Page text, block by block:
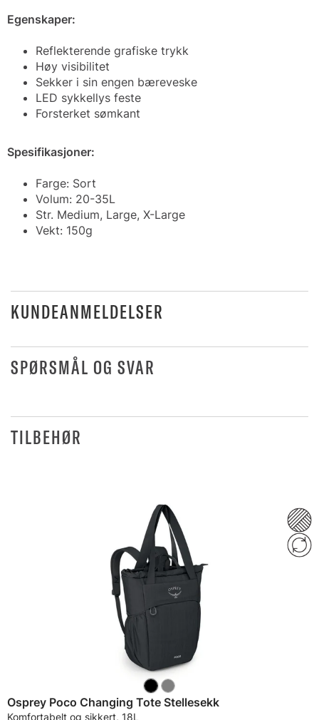
Egenskaper:
Reflekterende grafiske trykk
Høy visibilitet
Sekker i sin engen bæreveske
LED sykkellys feste
Forsterket sømkant
Spesifikasjoner:
Farge: Sort
Volum: 20-35L
Str. Medium, Large, X-Large
Vekt: 150g
KUNDEANMELDELSER
SPØRSMÅL OG SVAR
TILBEHØR
Osprey Poco Changing Tote Stellesekk
Komfortabelt og sikkert, 18L